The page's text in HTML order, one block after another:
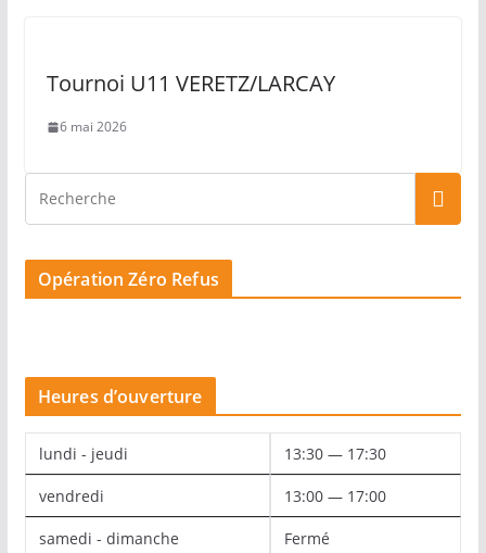
Tournoi U11 VERETZ/LARCAY
6 mai 2026
Opération Zéro Refus
Heures d’ouverture
lundi - jeudi 13:30 — 17:30
vendredi 13:00 — 17:00
samedi - dimanche Fermé